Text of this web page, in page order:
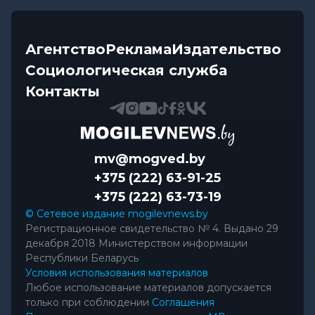
вопросы жителей Могилевской...
В Быхове спасли женщину, которая начала
тонуть на городском пляже
АгентствоРекламаИздательство
Социологическая служба
Контакты
mv@mogved.by
+375 (222) 63-91-25
+375 (222) 63-73-19
© Сетевое издание mogilevnews.by
Регистрационное свидетельство № 4. Выдано 29
декабря 2018 Министерством информации
Республики Беларусь
Условия использования материалов
Любое использование материалов допускается
только при соблюдении Соглашения